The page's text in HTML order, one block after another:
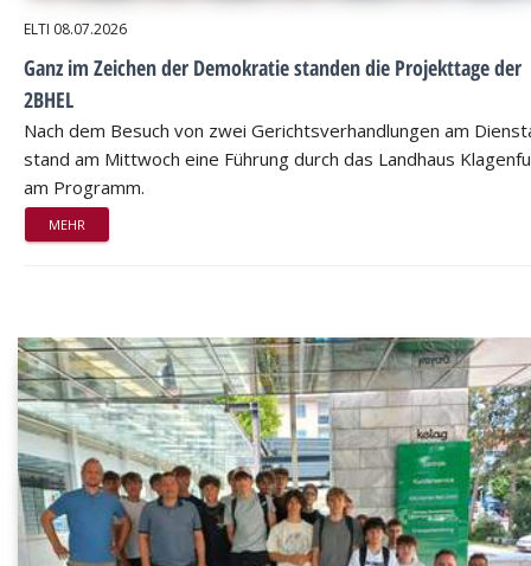
ELTI 08.07.2026
Ganz im Zeichen der Demokratie standen die Projekttage der
2BHEL
Nach dem Besuch von zwei Gerichtsverhandlungen am
stand am Mittwoch eine Führung durch das Landhaus
am Programm.
MEHR